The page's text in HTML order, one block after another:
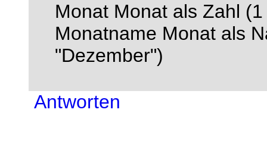
Monat Monat als Zahl
Monatname Monat als
"Dezember")
Antworten